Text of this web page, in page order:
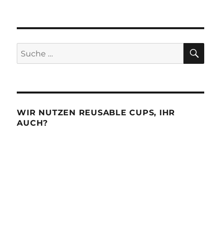
Suche
nach:
WIR NUTZEN REUSABLE CUPS, IHR
AUCH?